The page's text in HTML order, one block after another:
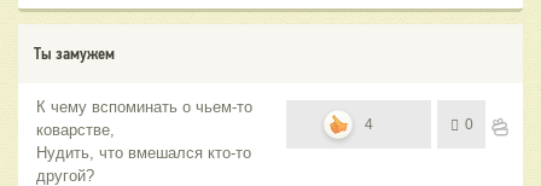
Ты замужем
К чему вспоминать о чьем-то
коварстве,
Нудить, что вмешался кто-то
другой?
4 0